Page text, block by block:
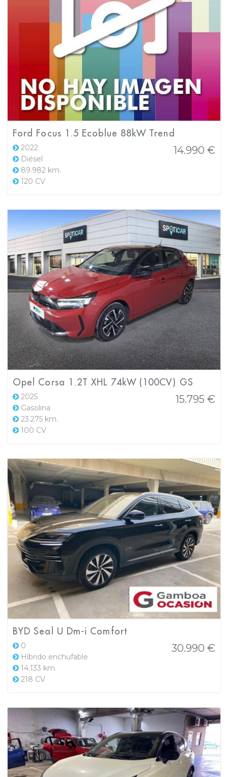
Ford Focus 1.5 Ecoblue 88kW Trend
2022
Diésel
89.982 km.
120 CV
14.990 €
Opel Corsa 1.2T XHL 74kW (100CV) GS
2025
Gasolina
23.275 km.
100 CV
15.795 €
BYD Seal U Dm-i Comfort
0
Híbrido enchufable
14.133 km.
218 CV
30.990 €